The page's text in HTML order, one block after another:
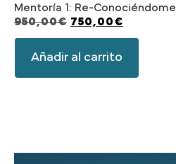
Mentoría 1: Re-Conociéndome
950,00€ 750,00€
Añadir al carrito